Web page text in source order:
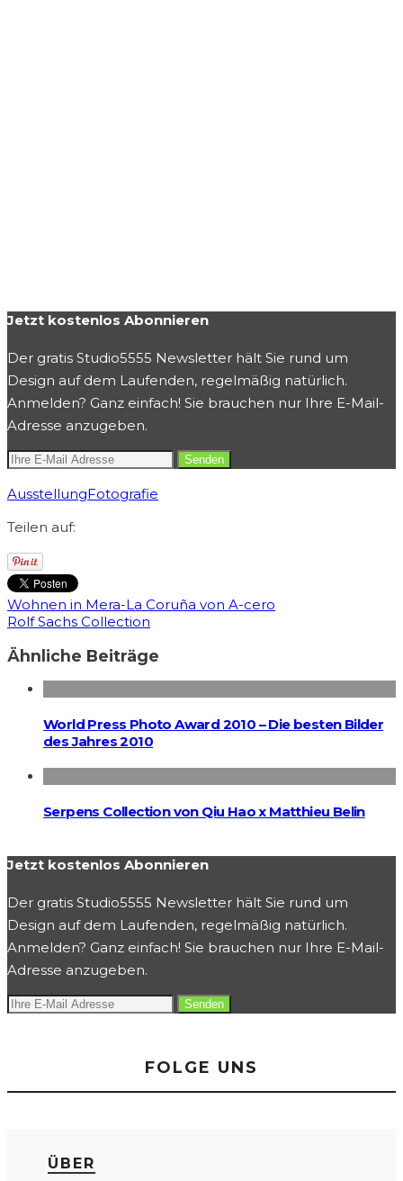
Jetzt kostenlos Abonnieren
Der gratis Studio5555 Newsletter hält Sie rund um
Design auf dem Laufenden, regelmäßig natürlich.
Anmelden? Ganz einfach! Sie brauchen nur Ihre E-Mail-
Adresse anzugeben.
AusstellungFotografie
Teilen auf:
Wohnen in Mera-La Coruña von A-cero
Rolf Sachs Collection
Ähnliche Beiträge
World Press Photo Award 2010 – Die besten Bilder
des Jahres 2010
Serpens Collection von Qiu Hao x Matthieu Belin
Jetzt kostenlos Abonnieren
Der gratis Studio5555 Newsletter hält Sie rund um
Design auf dem Laufenden, regelmäßig natürlich.
Anmelden? Ganz einfach! Sie brauchen nur Ihre E-Mail-
Adresse anzugeben.
FOLGE UNS
ÜBER